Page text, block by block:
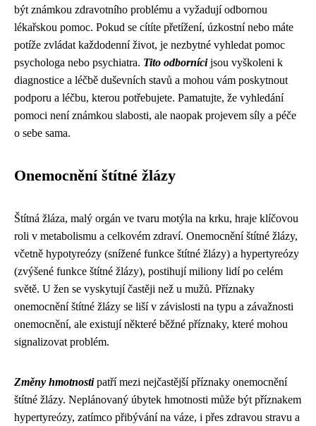
být známkou zdravotního problému a vyžadují odbornou
lékařskou pomoc. Pokud se cítíte přetížení, úzkostní nebo máte
potíže zvládat každodenní život, je nezbytné vyhledat pomoc
psychologa nebo psychiatra. Tito odbornícijsou vyškoleni k
diagnostice a léčbě duševních stavů a mohou vám poskytnout
podporu a léčbu, kterou potřebujete. Pamatujte, že vyhledání
pomoci není známkou slabosti, ale naopak projevem síly a péče
o sebe sama.
Onemocnění štítné žlázy
Štítná žláza, malý orgán ve tvaru motýla na krku, hraje klíčovou
roli v metabolismu a celkovém zdraví. Onemocnění štítné žlázy,
včetně hypotyreózy (snížené funkce štítné žlázy) a hypertyreózy
(zvýšené funkce štítné žlázy), postihují miliony lidí po celém
světě. U žen se vyskytují častěji než u mužů. Příznaky
onemocnění štítné žlázy se liší v závislosti na typu a závažnosti
onemocnění, ale existují některé běžné příznaky, které mohou
signalizovat problém.
Změny hmotnostipatří mezi nejčastější příznaky onemocnění
štítné žlázy. Neplánovaný úbytek hmotnosti může být příznakem
hypertyreózy, zatímco přibývání na váze, i přes zdravou stravu a